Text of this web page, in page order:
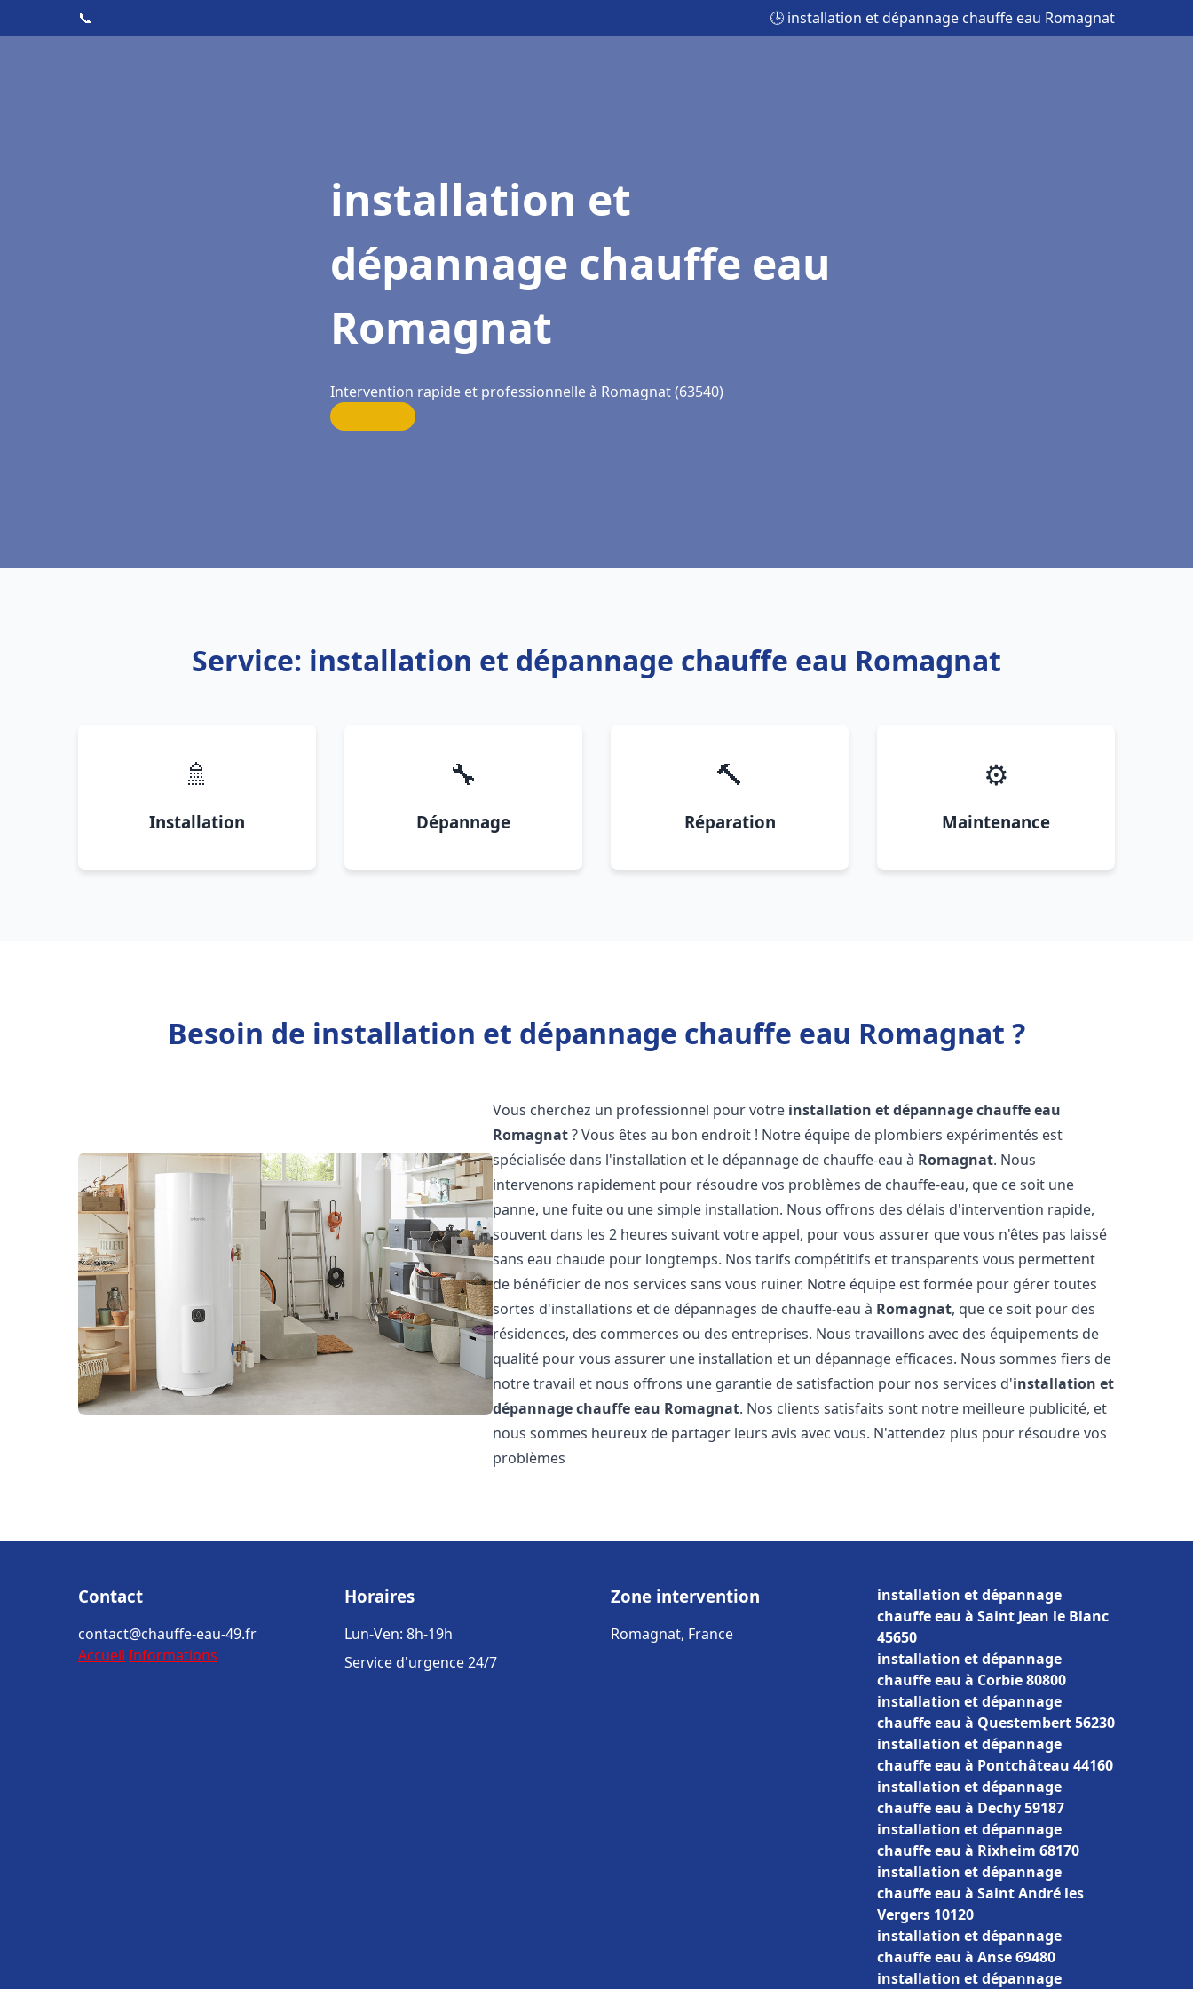
📞 🕒 installation et dépannage chauffe eau Romagnat
installation et
dépannage chauffe eau
Romagnat
Intervention rapide et professionnelle à Romagnat (63540)
Service: installation et dépannage chauffe eau Romagnat
🚿
Installation
🔧
Dépannage
🔨
Réparation
⚙️
Maintenance
Besoin de installation et dépannage chauffe eau Romagnat ?
Vous cherchez un professionnel pour votre installation et dépannage chauffe eau
Romagnat? Vous êtes au bon endroit ! Notre équipe de plombiers expérimentés est
spécialisée dans l'installation et le dépannage de chauffe-eau à Romagnat. Nous
intervenons rapidement pour résoudre vos problèmes de chauffe-eau, que ce soit une
panne, une fuite ou une simple installation. Nous offrons des délais d'intervention rapide,
souvent dans les 2 heures suivant votre appel, pour vous assurer que vous n'êtes pas laissé
sans eau chaude pour longtemps. Nos tarifs compétitifs et transparents vous permettent
de bénéficier de nos services sans vous ruiner. Notre équipe est formée pour gérer toutes
sortes d'installations et de dépannages de chauffe-eau à Romagnat, que ce soit pour des
résidences, des commerces ou des entreprises. Nous travaillons avec des équipements de
qualité pour vous assurer une installation et un dépannage efficaces. Nous sommes fiers de
notre travail et nous offrons une garantie de satisfaction pour nos services d'installation et
dépannage chauffe eau Romagnat. Nos clients satisfaits sont notre meilleure publicité, et
nous sommes heureux de partager leurs avis avec vous. N'attendez plus pour résoudre vos
problèmes
Contact
contact@chauffe-eau-49.fr
Accueil Informations
Horaires
Lun-Ven: 8h-19h
Service d'urgence 24/7
Zone intervention
Romagnat, France
installation et dépannage
chauffe eau à Saint Jean le Blanc
45650
installation et dépannage
chauffe eau à Corbie 80800
installation et dépannage
chauffe eau à Questembert 56230
installation et dépannage
chauffe eau à Pontchâteau 44160
installation et dépannage
chauffe eau à Dechy 59187
installation et dépannage
chauffe eau à Rixheim 68170
installation et dépannage
chauffe eau à Saint André les
Vergers 10120
installation et dépannage
chauffe eau à Anse 69480
installation et dépannage